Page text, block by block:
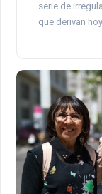
serie de
que derivan